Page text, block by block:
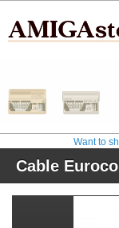
Want to